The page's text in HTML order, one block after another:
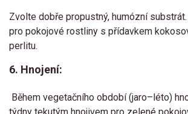
Zvolte dobře propustný, humózní
pro pokojové rostliny s přídavkem
perlitu.
6. Hnojení:
Během vegetačního období (jaro–léto)